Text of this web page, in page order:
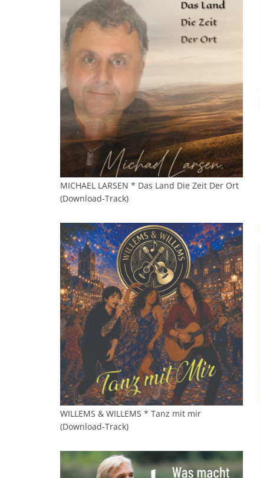
MICHAEL LARSEN * Das Land Die Zeit Der Ort
(Download-Track)
WILLEMS & WILLEMS * Tanz mit mir
(Download-Track)